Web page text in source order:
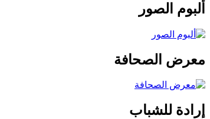
ألبوم الصور
معرض الصحافة
إرادة للشباب